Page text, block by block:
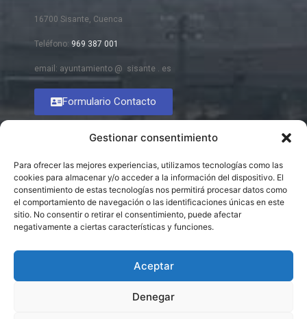
Gestionar consentimiento
Para ofrecer las mejores experiencias, utilizamos tecnologías como las
cookies para almacenar y/o acceder a la información del dispositivo. El
consentimiento de estas tecnologías nos permitirá procesar datos como
el comportamiento de navegación o las identificaciones únicas en este
sitio. No consentir o retirar el consentimiento, puede afectar
negativamente a ciertas características y funciones.
Aceptar
Denegar
16700 Sisante, Cuenca
Teléfono: 969 387 001
email: ayuntamiento @ sisante . es
Formulario Contacto